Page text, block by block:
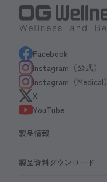
Facebook
Instagram（公式）
Instagram（Medical）
X
YouTube
製品情報
製品資料ダウンロード